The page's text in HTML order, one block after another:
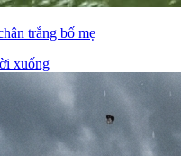
trắng bố mẹ
xuống